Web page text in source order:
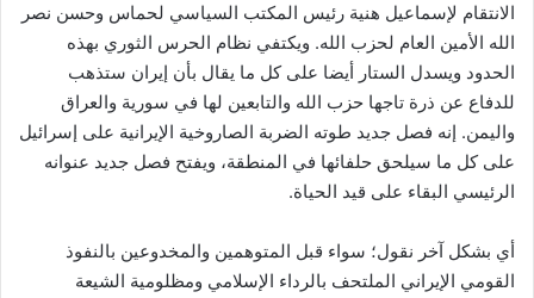
الانتقام لإسماعيل هنية رئيس المكتب السياسي لحماس وحسن نصر
الله الأمين العام لحزب الله. ويكتفي نظام الحرس الثوري بهذه
الحدود ويسدل الستار أيضا على كل ما يقال بأن إيران ستذهب
للدفاع عن ذرة تاجها حزب الله والتابعين لها في سورية والعراق
واليمن. إنه فصل جديد طوته الضربة الصاروخية الإيرانية على إسرائيل
على كل ما سيلحق حلفائها في المنطقة، ويفتح فصل جديد عنوانه
الرئيسي البقاء على قيد الحياة.
أي بشكل آخر نقول؛ سواء قبل المتوهمين والمخدوعين بالنفوذ
القومي الإيراني الملتحف بالرداء الإسلامي ومظلومية الشيعة